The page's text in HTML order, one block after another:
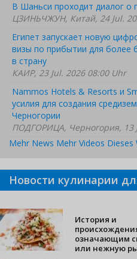
В Шаньси проходит диалог о
ЦЗИНЬЧЖУН, Китай, 24 Jul.
Египет запускает новую
визы по прибытии для более
в страну
КАИР, 23 Jul. 2026 08:00 Uhr
Nammos Hotels & Resorts и
усилия для создания
Черногории
ПОДГОРИЦА, Черногория, 13
Mehr News Mehr Videos Dieses
Новости кулинарии
История и
означающим
или нежную